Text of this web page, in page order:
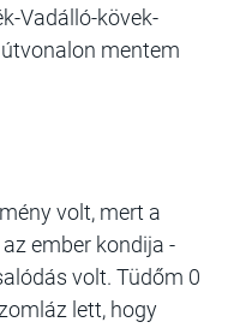
Vadálló-kövek-
mentem
volt, mert a
ember kondija -
volt. Tüdőm 0
lett, hogy